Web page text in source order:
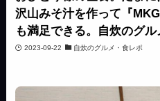
沢山みそ汁を作って『
も満足できる。自炊のグル
2023-09-22 自炊のグルメ・食レポ